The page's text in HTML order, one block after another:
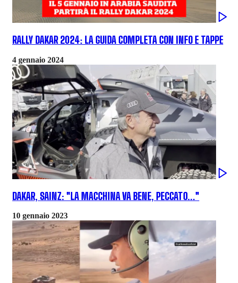
RALLY DAKAR 2024: LA GUIDA COMPLETA CON INFO E TAPPE
4 gennaio 2024
DAKAR, SAINZ: "LA MACCHINA VA BENE, PECCATO..."
10 gennaio 2023